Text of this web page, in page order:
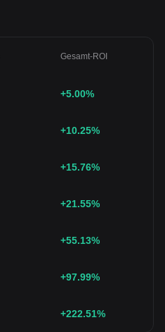
Gesamt-ROI
+5.00%
+10.25%
+15.76%
+21.55%
+55.13%
+97.99%
+222.51%